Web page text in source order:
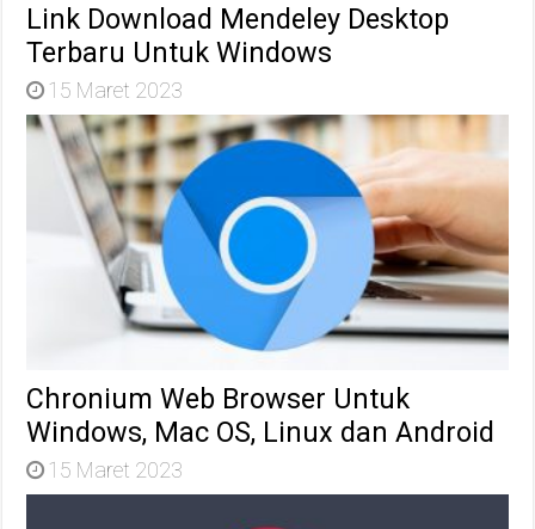
Link Download Mendeley Desktop
Terbaru Untuk Windows
15 Maret 2023
Chronium Web Browser Untuk
Windows, Mac OS, Linux dan Android
15 Maret 2023